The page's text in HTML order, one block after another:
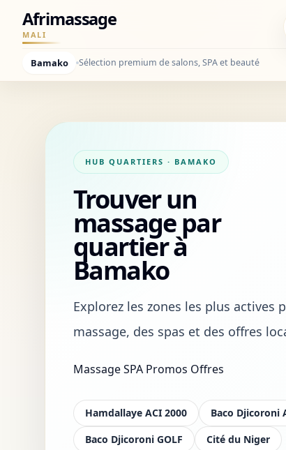
Afrimassage
MALI
Bamako Sélection premium de salons, SPA et beauté
HUB QUARTIERS · BAMAKO
Trouver un
massage par
quartier à
Bamako
Explorez les zones les plus
massage, des spas et des offres
MassageSPA Promos Offres
Hamdallaye ACI 2000 Baco Djicoroni
Baco Djicoroni GOLF
Cité du Niger